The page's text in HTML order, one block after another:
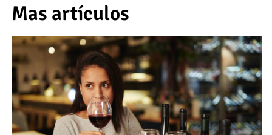
Mas artículos